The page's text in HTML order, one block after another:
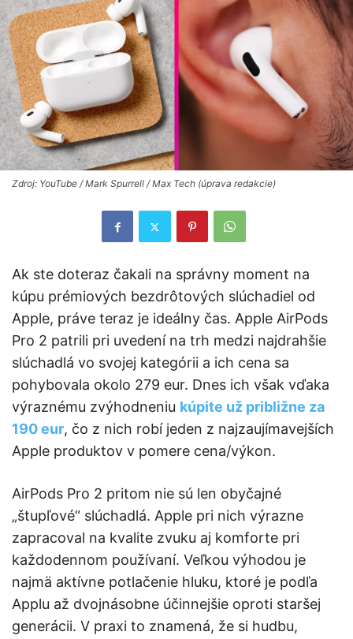
Zdroj: YouTube / Mark Spurrell / Max Tech (úprava redakcie)
Ak ste doteraz čakali na správny moment na
kúpu prémiových bezdrôtových slúchadiel od
Apple, práve teraz je ideálny čas. Apple AirPods
Pro 2 patrili pri uvedení na trh medzi najdrahšie
slúchadlá vo svojej kategórii a ich cena sa
pohybovala okolo 279 eur. Dnes ich však vďaka
výraznému zvýhodneniu kúpite už približne za
190 eur, čo z nich robí jeden z najzaujímavejších
Apple produktov v pomere cena/výkon.
AirPods Pro 2 pritom nie sú len obyčajné
„štupľové“ slúchadlá. Apple pri nich výrazne
zapracoval na kvalite zvuku aj komforte pri
každodennom používaní. Veľkou výhodou je
najmä aktívne potlačenie hluku, ktoré je podľa
Applu až dvojnásobne účinnejšie oproti staršej
generácii. V praxi to znamená, že si hudbu,